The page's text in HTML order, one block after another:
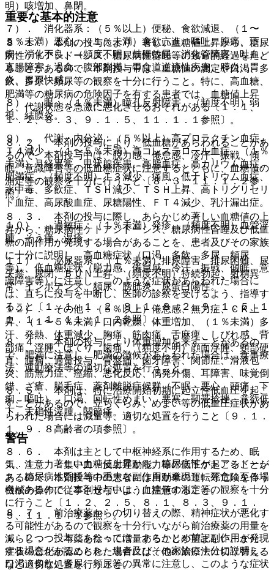
重要な基本的注意
８．１． 本剤の投与により、著しい血糖値上昇から、糖尿
病性ケトアシドーシス、糖尿病性昏睡等の致命的経過をたど
ることがあるので、本剤投与中は、血糖値の測定や口渇、多
飲、多尿、頻尿等の観察を十分に行うこと。特に、高血糖、
肥満等の糖尿病の危険因子を有する患者では、血糖値上昇
し、代謝状態を急激に悪化させるおそれがある〔１．１、
１．２、８．３、９．１．５、１１．１．１参照〕。
８．２． 本剤の投与により、低血糖があらわれることがあ
るので、本剤投与中は、脱力感、倦怠感、冷汗、振戦、傾
眠、意識障害等の低血糖症状に注意するとともに、血糖値の
測定等の観察を十分に行うこと〔８．３、１１．１．２参
照〕。
８．３． 本剤の投与に際し、あらかじめ著しい血糖値の上
昇から、糖尿病性ケトアシドーシス、糖尿病性昏睡及び低血
糖の副作用が発現する場合があることを、患者及びその家族
に十分に説明し、高血糖症状（口渇、多飲、多尿、頻尿
等）、低血糖症状（脱力感、倦怠感、冷汗、振戦、傾眠、意
識障害等）に注意し、このような症状があらわれた場合に
は、直ちに投与を中断し、医師の診察を受けるよう、指導す
ること〔１．１、１．２、８．１、８．２、９．１．５、１
１．１．１、１１．１．２参照〕。
８．４． 本剤の投与により体重増加を来すことがあるの
で、肥満に注意し、肥満の徴候があらわれた場合は、食事療
法、運動療法等の適切な処置を行うこと。
８．５． 本剤は、特に治療開始初期に起立性低血圧を起こ
すことがあるので、立ちくらみ、めまい等の低血圧症状があ
らわれた場合には減量等、適切な処置を行うこと〔９．１．
１、９．８高齢者の項参照〕。
８．６． 本剤は主として中枢神経系に作用するため、眠
気、注意力・集中力・反射運動能力等の低下が起こることが
あるので、本剤投与中の患者には自動車の運転等危険を伴う
機械の操作に従事させないように注意すること。
８．７． 前治療薬からの切り替えの際、精神症状が悪化す
る可能性があるので観察を十分行いながら前治療薬の用量を
減らしつつ、本薬を徐々に増量することが望ましい。また、
症状の悪化が認められた場合には、他の治療法に切り替える
など適切な処置を行うこと。
明）咳増加、鼻閉。
７）． 消化器系：（５％以上）便秘、食欲減退、（１〜
５％未満）悪心、（１％未満）食欲亢進、嘔吐、腹痛、下
痢、消化不良、（頻度不明）鼓腸放屁、消化管障害、吐血、
直腸障害、過食、腹部膨満、胃食道逆流性疾患、膵炎、胃
炎、胃不快感。
８）． 眼：（１％未満）瞳孔反射障害、（頻度不明）弱
視、結膜炎。
９）． 代謝・内分泌：（５％以上）高プロラクチン血症、
Ｔ４減少、（１〜５％未満）高コレステロール血症、（１％
未満）月経異常、甲状腺疾患、高脂血症、高カリウム血症、
肥満症、（頻度不明）Ｔ３減少、痛風、低ナトリウム血症、
水中毒、多飲症、ＴＳＨ減少、ＴＳＨ上昇、高トリグリセリ
ド血症、高尿酸血症、尿糖陽性、ＦＴ４減少、乳汁漏出症。
１０）． 過敏症：（１％未満）発疹、（頻度不明）血管浮
腫、そう痒、湿疹。
１１）． 泌尿器系：（１％未満）排尿障害、排尿困難、尿
失禁、尿閉、ＢＵＮ上昇、（頻度不明）持続勃起、射精異
常、インポテンス、頻尿、膀胱炎、尿蛋白陽性。
１２）． その他：（５％以上）倦怠感、無力症、ＣＫ上
昇、（１〜５％未満）口内乾燥、体重増加、（１％未満）多
汗、発熱、体重減少、胸痛、筋肉痛、舌麻痺、しびれ感、背
部痛、浮腫、ほてり、歯痛、（頻度不明）顔面浮腫、頸部硬
直、腫瘤、過量投与、骨盤痛、歯牙障害、関節症、滑液包
炎、筋無力症、痙縮、悪化反応、偶発外傷、耳障害、味覚倒
錯、ざ瘡、脱毛症、薬剤離脱症候群（不眠、悪心、頭痛、下
痢、嘔吐）、口渇、回転性めまい、悪寒、靭帯捻挫、意欲低
下、末梢性浮腫、関節痛。
警告
１．１． 著しい血糖値上昇から、糖尿病性ケトアシドーシ
ス、糖尿病性昏睡等の重大な副作用が発現し、死亡に至る場
合があるので、本剤投与中は、血糖値の測定等の観察を十分
に行うこと〔１．２、２．５、８．１、８．３、９．１．
５、１１．１．１参照〕。
１．２． 投与にあたっては、あらかじめ前記副作用が発現
する場合があることを、患者及びその家族に十分に説明し、
口渇、多飲、多尿、頻尿等の異常に注意し、このような症状